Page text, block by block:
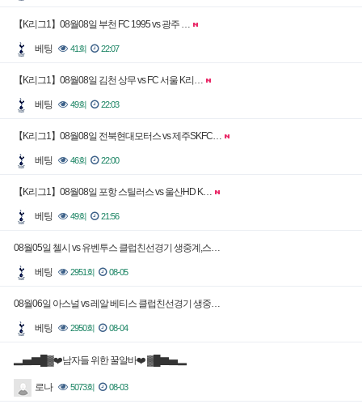
【K리그1】08월08일 부천 FC 1995 vs 광주 …
베팅 41회 22:07
【K리그1】08월08일 김천 상무 vs FC 서울 K리…
베팅 49회 22:03
【K리그1】08월08일 전북현대모터스 vs 제주SKFC…
베팅 46회 22:00
【K리그1】08월08일 포항 스틸러스 vs 울산HD K…
베팅 49회 21:56
08월05일 첼시 vs 유벤투스 클럽친선경기 생중계,스…
베팅 2951회 08-05
08월06일 아스널 vs 레알 베티스 클럽친선경기 생중…
베팅 2950회 08-04
▂▅▇█▓❤️남자들 위한 꿀알바❤️ ▓█▇▅▂
로나 5073회 08-03